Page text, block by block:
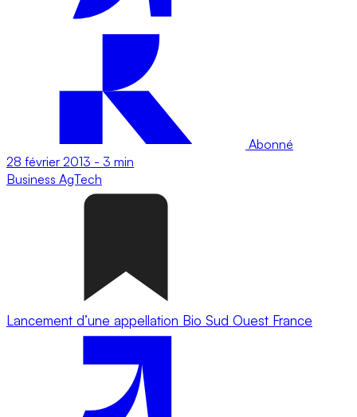
Abonné
28 février 2013 - 3 min
Business AgTech
Lancement d’une appellation Bio Sud Ouest France